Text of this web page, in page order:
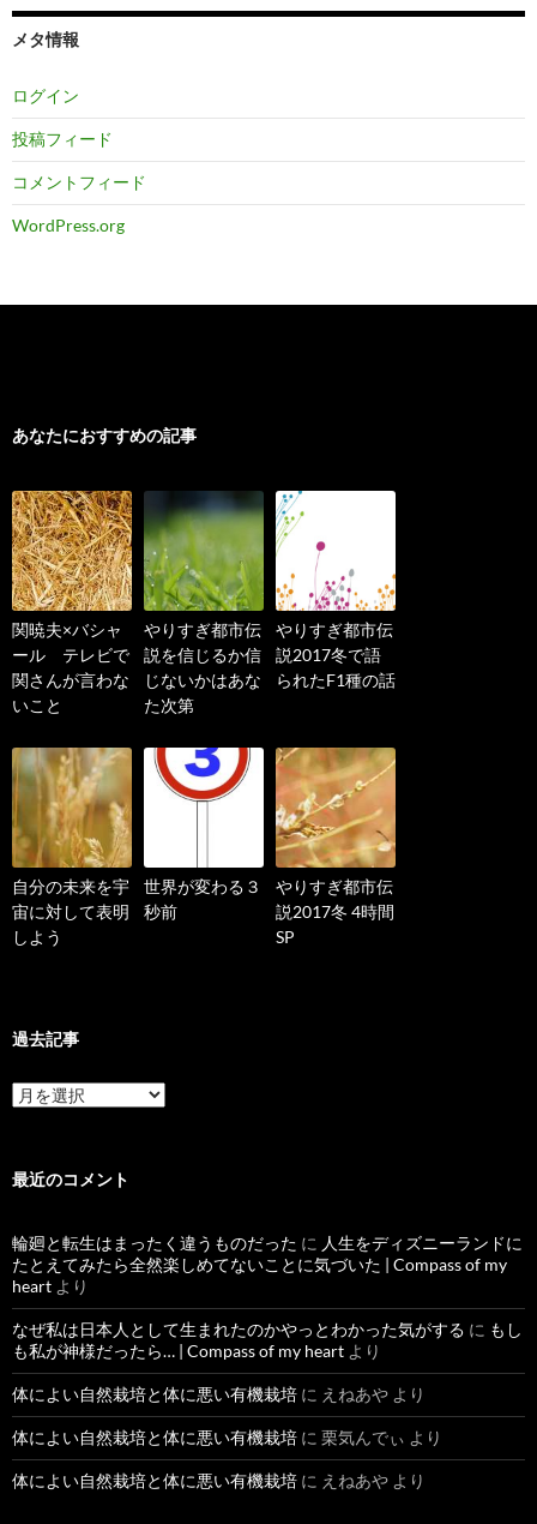
メタ情報
ログイン
投稿フィード
コメントフィード
WordPress.org
あなたにおすすめの記事
関暁夫×バシャ
ール テレビで
関さんが言わな
いこと
やりすぎ都市伝
説を信じるか信
じないかはあな
た次第
やりすぎ都市伝
説2017冬で語
られたF1種の話
自分の未来を宇
宙に対して表明
しよう
世界が変わる３
秒前
やりすぎ都市伝
説2017冬 4時間
SP
過去記事
過
去
最近のコメント
輪廻と転生はまったく違うものだった に 人生をディズニーランドに
たとえてみたら全然楽しめてないことに気づいた | Compass of my
heart より
なぜ私は日本人として生まれたのかやっとわかった気がする に もし
も私が神様だったら… | Compass of my heart より
体によい自然栽培と体に悪い有機栽培 に えねあや より
体によい自然栽培と体に悪い有機栽培 に 栗気んでぃ より
体によい自然栽培と体に悪い有機栽培 に えねあや より